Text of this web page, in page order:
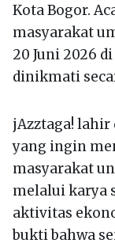
Kota Bogor.
masyarakat
20 Juni 2026
dinikmati
jAzztaga!
yang ingin
masyarakat
melalui karya
aktivitas
bukti bahwa